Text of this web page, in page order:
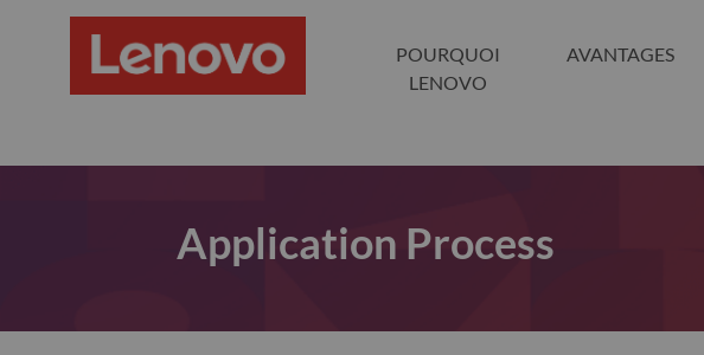
POURQUOI
LENOVO
AVANTAGES
Application Process